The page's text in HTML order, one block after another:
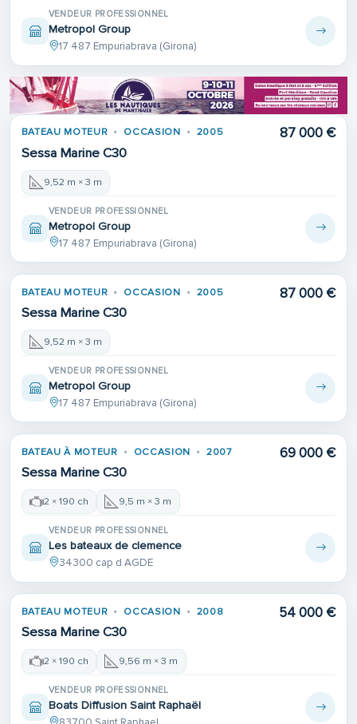
VENDEUR PROFESSIONNEL
Metropol Group
17 487 Empuriabrava (Girona)
BATEAU MOTEUR OCCASION 2005
Sessa Marine C30
87 000 €
9,52 m × 3 m
VENDEUR PROFESSIONNEL
Metropol Group
17 487 Empuriabrava (Girona)
BATEAU MOTEUR OCCASION 2005
Sessa Marine C30
87 000 €
9,52 m × 3 m
VENDEUR PROFESSIONNEL
Metropol Group
17 487 Empuriabrava (Girona)
BATEAU À MOTEUR OCCASION 2007
Sessa Marine C30
69 000 €
2 × 190 ch 9,5 m × 3 m
VENDEUR PROFESSIONNEL
Les bateaux de clemence
34300 cap d AGDE
BATEAU MOTEUR OCCASION 2008
Sessa Marine C30
54 000 €
2 × 190 ch 9,56 m × 3 m
VENDEUR PROFESSIONNEL
Boats Diffusion Saint Raphaël